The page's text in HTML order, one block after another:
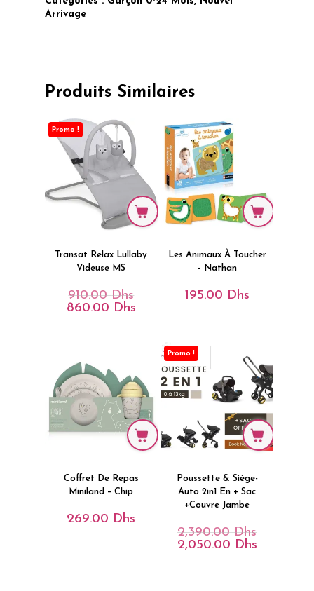
Arrivage
Produits Similaires
Promo !
Transat Relax Lullaby
Videuse MS
910.00DhsLe
Prix
860.00 DhsLe
860.00 Dhs.
Les Animaux À Toucher
– Nathan
195.00 Dhs
Coffret De Repas
Miniland – Chip
269.00 Dhs
Promo !
Poussette & Siège-
Auto 2in1 En + Sac
+Couvre Jambe
2,390.00DhsLe
Prix
2,050.00 DhsLe